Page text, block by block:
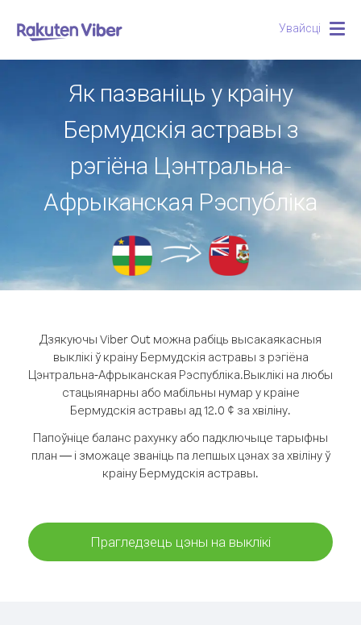
Увайсці
Як пазваніць у краіну
Бермудскія астравы з
рэгіёна Цэнтральна-
Афрыканская Рэспубліка
Дзякуючы Viber Out можна рабіць высакаякасныя
выклікі ў краіну Бермудскія астравы з рэгіёна
Цэнтральна-Афрыканская Рэспубліка.Выклікі на любы
стацыянарны або мабільны нумар у краіне
Бермудскія астравы ад 12.0 ¢ за хвіліну.
Папоўніце баланс рахунку або падключыце тарыфны
план — і зможаце званіць па лепшых цэнах за хвіліну ў
краіну Бермудскія астравы.
Прагледзець цэны на выклікі